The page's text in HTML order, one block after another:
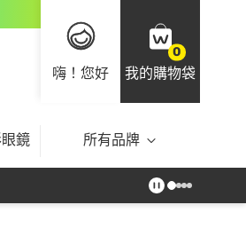
嗨！您好
0
我的購物袋
鏡 所有品牌